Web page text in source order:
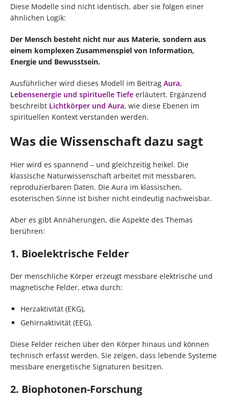
Diese Modelle sind nicht identisch, aber sie folgen einer
ähnlichen Logik:
Der Mensch besteht nicht nur aus Materie, sondern aus
einem komplexen Zusammenspiel von Information,
Energie und Bewusstsein.
Ausführlicher wird dieses Modell im Beitrag Aura,
Lebensenergie und spirituelle Tiefe erläutert. Ergänzend
beschreibt Lichtkörper und Aura, wie diese Ebenen im
spirituellen Kontext verstanden werden.
Was die Wissenschaft dazu sagt
Hier wird es spannend – und gleichzeitig heikel. Die
klassische Naturwissenschaft arbeitet mit messbaren,
reproduzierbaren Daten. Die Aura im klassischen,
esoterischen Sinne ist bisher nicht eindeutig nachweisbar.
Aber es gibt Annäherungen, die Aspekte des Themas
berühren:
1. Bioelektrische Felder
Der menschliche Körper erzeugt messbare elektrische und
magnetische Felder, etwa durch:
Herzaktivität (EKG),
Gehirnaktivität (EEG).
Diese Felder reichen über den Körper hinaus und können
technisch erfasst werden. Sie zeigen, dass lebende Systeme
messbare energetische Signaturen besitzen.
2. Biophotonen-Forschung